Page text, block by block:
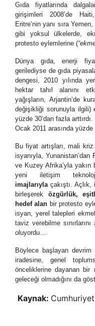
Gıda fiyatlarında
girişimleri 2008’de
Eritre’nin yanı sıra Yemen,
gibi yoksul ülkelerde,
protesto eylemlerine (“
Dünya gıda, enerji
gerilediyse de gıda
dengesi, 2010 yılında
hektar tahıl alanını
yağışların, Arjantin’de
değişikliği sorunuyla ilgili)
yüzde 30’dan fazla
Ocak 2011 arasında yüzde
Bu fiyat artışları, mali kriz
isyanıyla, Yunanistan’dan
ve Kuzey Afrika’yla yakın
yeni iletişim
imajlarıyla çakıştı.
birleşerek
özgürlük,
hedef alan bir protesto
isyan, yerel talepleri
taviz verebilme sınırlarını
oluyordu…
Böylece başlayan devrim
iradesine, genel
önceliklerine dayanan bir
geleceği olmadığını da
Kaynak: